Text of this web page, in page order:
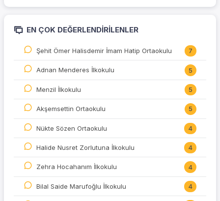
EN ÇOK DEĞERLENDIRILENLER
Şehit Ömer Halisdemir İmam Hatip Ortaokulu 7
Adnan Menderes İlkokulu 5
Menzil İlkokulu 5
Akşemsettin Ortaokulu 5
Nükte Sözen Ortaokulu 4
Halide Nusret Zorlutuna İlkokulu 4
Zehra Hocahanım İlkokulu 4
Bilal Saide Marufoğlu İlkokulu 4